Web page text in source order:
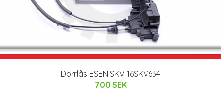
Dörrlås ESEN SKV 16SKV634
700 SEK